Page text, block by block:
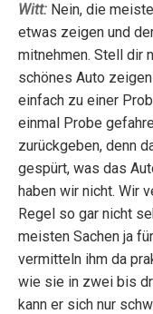
Witt: Nein, die
etwas zeigen und
mitnehmen. Stell dir
schönes Auto
einfach zu einer
einmal Probe
zurückgeben, denn
gespürt, was das
haben wir nicht. Wir
Regel so gar nicht
meisten Sachen ja
vermitteln ihm da
wie sie in zwei bis
kann er sich nur